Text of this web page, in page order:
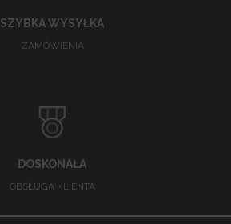
SZYBKA WYSYŁKA
ZAMÓWIENIA
DOSKONAŁA
OBSŁUGA KLIENTA